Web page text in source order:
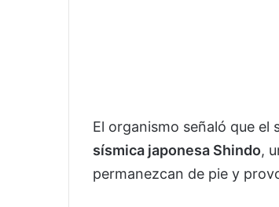
El organismo señaló que el
sísmica japonesa Shindo,
permanezcan de pie y